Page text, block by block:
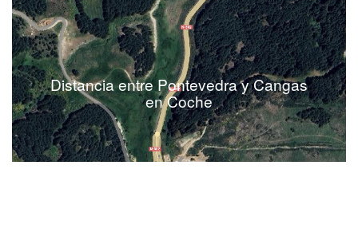
Distancia entre Pontevedra y Cangas
en Coche